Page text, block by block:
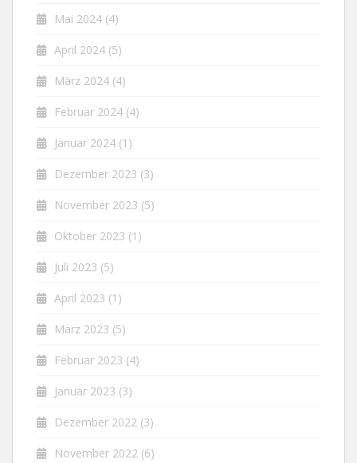
Mai 2024 (4)
April 2024 (5)
März 2024 (4)
Februar 2024 (4)
Januar 2024 (1)
Dezember 2023 (3)
November 2023 (5)
Oktober 2023 (1)
Juli 2023 (5)
April 2023 (1)
März 2023 (5)
Februar 2023 (4)
Januar 2023 (3)
Dezember 2022 (3)
November 2022 (6)